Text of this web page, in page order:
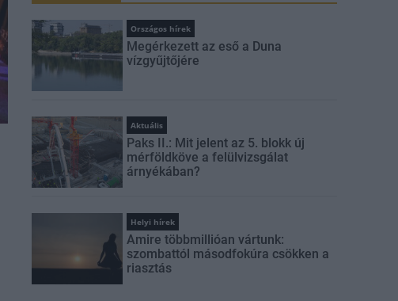
Országos hírek
Megérkezett az eső a Duna
vízgyűjtőjére
Aktuális
Paks II.: Mit jelent az 5. blokk új
mérföldköve a felülvizsgálat
árnyékában?
Helyi hírek
Amire többmillióan vártunk:
szombattól másodfokúra csökken a
riasztás